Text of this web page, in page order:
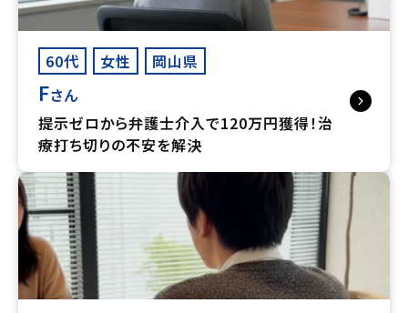
60代 女性 岡山県
Fさん
提示ゼロから弁護士介入で120万円獲得！治
療打ち切りの不安を解決